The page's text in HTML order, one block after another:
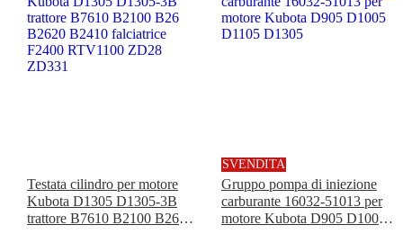
Testata cilindro per motore
Kubota D1305 D1305-3B
trattore B7610 B2100 B26
SVENDITA
Gruppo pompa di iniezione
carburante 16032-51013 per
motore Kubota D905 D1005